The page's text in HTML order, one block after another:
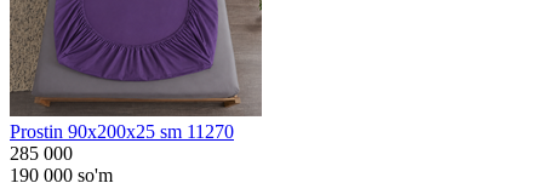
Prostin 90x200x25 sm 11270
285 000
190 000 so'm